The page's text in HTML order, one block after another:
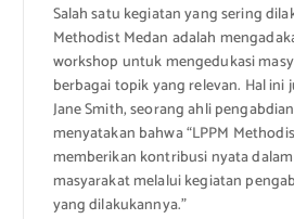
Salah satu kegiatan yang sering
Methodist Medan adalah
workshop untuk mengedukasi
berbagai topik yang relevan. Hal ini
Jane Smith, seorang ahli
menyatakan bahwa “LPPM
memberikan kontribusi nyata
masyarakat melalui kegiatan
yang dilakukannya.”